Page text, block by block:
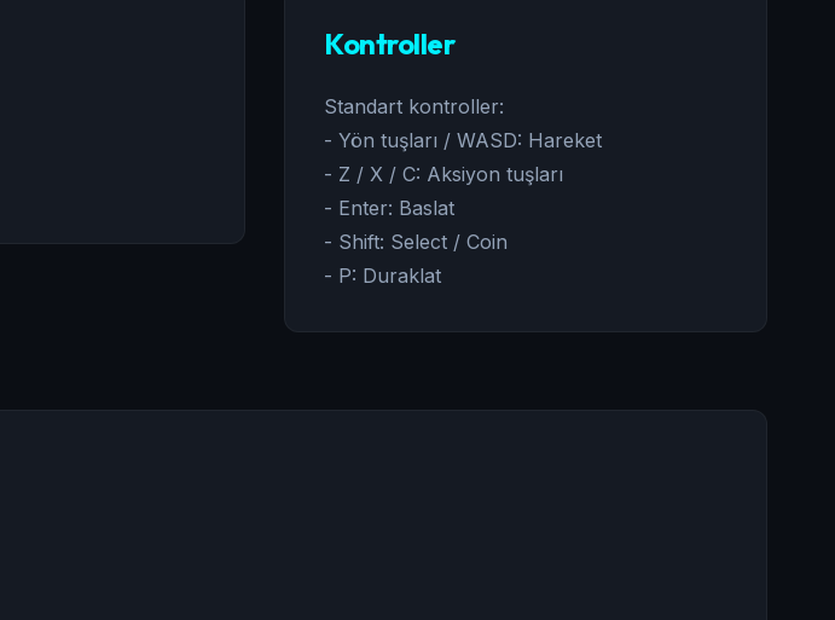
Kontroller
Standart kontroller:
- Yön tuşları / WASD: Hareket
- Z / X / C: Aksiyon tuşları
- Enter: Baslat
- Shift: Select / Coin
- P: Duraklat